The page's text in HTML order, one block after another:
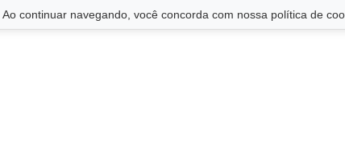
continuar navegando, você concorda com nossa política de